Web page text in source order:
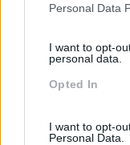
Please note that
not limited to your
grant or deny
use your data for
Personal Data
I want to opt-
personal data.
Opted In
I want to opt-
Personal Data.
Sustentabilidade
Team Building
Vendas E